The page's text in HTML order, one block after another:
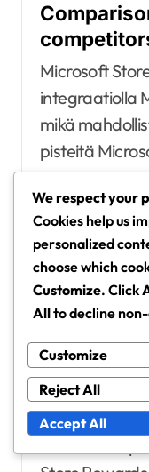
Microsoft
integraatiolla
mikä
pisteitä
muista
ostosten
rajoittaen
Esimerkiksi,
palkintoja
palkitsee
palveluidensa
We respect your
Cookies help us
personalized
choose which
Customize. Click
Allto decline
Customize
Reject All
Accept All